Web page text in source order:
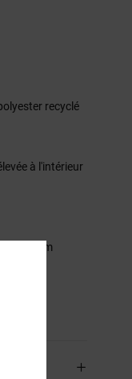
recyclé
à l'intérieur
x 14 cm